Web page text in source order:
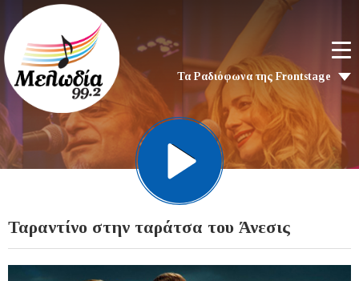
Τα Ραδιόφωνα της Frontstage
Ταραντίνο στην ταράτσα του Άνεσις